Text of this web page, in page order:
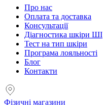
Про нас
Оплата та доставка
Консультації
Діагностика шкіри ШІ
Тест на тип шкіри
Програма лояльності
Блог
Контакти
Фізичні магазини